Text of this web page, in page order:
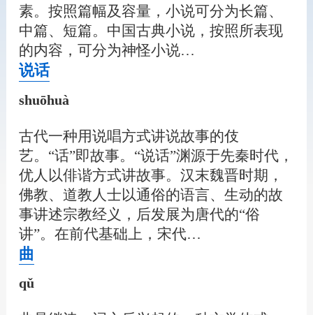
素。按照篇幅及容量，小说可分为长篇、
中篇、短篇。中国古典小说，按照所表现
的内容，可分为神怪小说…
说话
shuōhuà
古代一种用说唱方式讲说故事的伎
艺。“话”即故事。“说话”渊源于先秦时代，
优人以俳谐方式讲故事。汉末魏晋时期，
佛教、道教人士以通俗的语言、生动的故
事讲述宗教经义，后发展为唐代的“俗
讲”。在前代基础上，宋代…
曲
qǔ